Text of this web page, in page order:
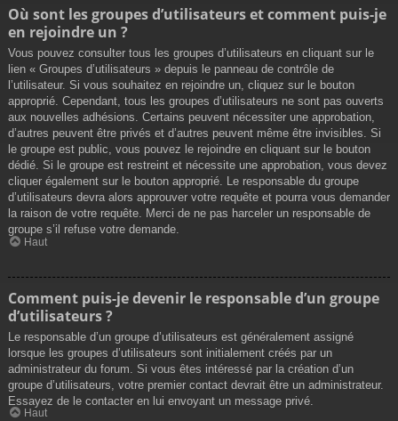
Où sont les groupes d’utilisateurs et comment puis-je
en rejoindre un ?
Vous pouvez consulter tous les groupes d’utilisateurs en cliquant sur le
lien « Groupes d’utilisateurs » depuis le panneau de contrôle de
l’utilisateur. Si vous souhaitez en rejoindre un, cliquez sur le bouton
approprié. Cependant, tous les groupes d’utilisateurs ne sont pas ouverts
aux nouvelles adhésions. Certains peuvent nécessiter une approbation,
d’autres peuvent être privés et d’autres peuvent même être invisibles. Si
le groupe est public, vous pouvez le rejoindre en cliquant sur le bouton
dédié. Si le groupe est restreint et nécessite une approbation, vous devez
cliquer également sur le bouton approprié. Le responsable du groupe
d’utilisateurs devra alors approuver votre requête et pourra vous demander
la raison de votre requête. Merci de ne pas harceler un responsable de
groupe s’il refuse votre demande.
Haut
Comment puis-je devenir le responsable d’un groupe
d’utilisateurs ?
Le responsable d’un groupe d’utilisateurs est généralement assigné
lorsque les groupes d’utilisateurs sont initialement créés par un
administrateur du forum. Si vous êtes intéressé par la création d’un
groupe d’utilisateurs, votre premier contact devrait être un administrateur.
Essayez de le contacter en lui envoyant un message privé.
Haut